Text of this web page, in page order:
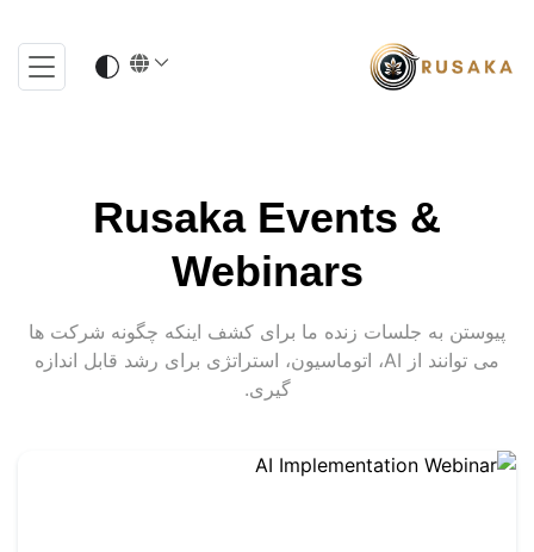
Rusaka Events &
Webinars
پیوستن به جلسات زنده ما برای کشف اینکه چگونه شرکت ها
می توانند از AI، اتوماسیون، استراتژی برای رشد قابل اندازه
گیری.